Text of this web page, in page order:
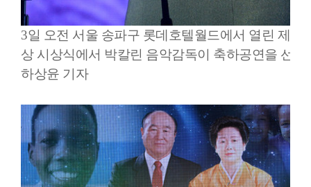
3일 오전 서울 송파구 롯데호텔월드에서 열린 제2
상 시상식에서 박칼린 음악감독이 축하공연을 선보
하상윤 기자